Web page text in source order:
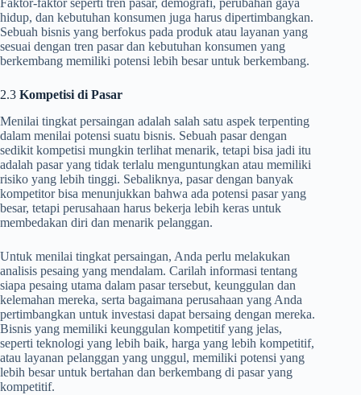
Faktor-faktor seperti tren pasar, demografi, perubahan gaya
hidup, dan kebutuhan konsumen juga harus dipertimbangkan.
Sebuah bisnis yang berfokus pada produk atau layanan yang
sesuai dengan tren pasar dan kebutuhan konsumen yang
berkembang memiliki potensi lebih besar untuk berkembang.
2.3 Kompetisi di Pasar
Menilai tingkat persaingan adalah salah satu aspek terpenting
dalam menilai potensi suatu bisnis. Sebuah pasar dengan
sedikit kompetisi mungkin terlihat menarik, tetapi bisa jadi itu
adalah pasar yang tidak terlalu menguntungkan atau memiliki
risiko yang lebih tinggi. Sebaliknya, pasar dengan banyak
kompetitor bisa menunjukkan bahwa ada potensi pasar yang
besar, tetapi perusahaan harus bekerja lebih keras untuk
membedakan diri dan menarik pelanggan.
Untuk menilai tingkat persaingan, Anda perlu melakukan
analisis pesaing yang mendalam. Carilah informasi tentang
siapa pesaing utama dalam pasar tersebut, keunggulan dan
kelemahan mereka, serta bagaimana perusahaan yang Anda
pertimbangkan untuk investasi dapat bersaing dengan mereka.
Bisnis yang memiliki keunggulan kompetitif yang jelas,
seperti teknologi yang lebih baik, harga yang lebih kompetitif,
atau layanan pelanggan yang unggul, memiliki potensi yang
lebih besar untuk bertahan dan berkembang di pasar yang
kompetitif.